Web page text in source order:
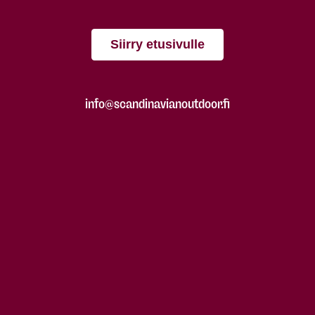
Siirry etusivulle
info@scandinavianoutdoor.fi